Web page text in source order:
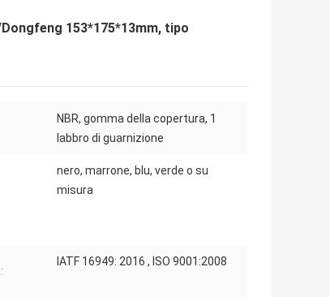
153*175*13mm, tipo
NBR, gomma della copertura, 1
labbro di guarnizione
nero, marrone, blu, verde o su
misura
IATF 16949: 2016 , ISO 9001:2008